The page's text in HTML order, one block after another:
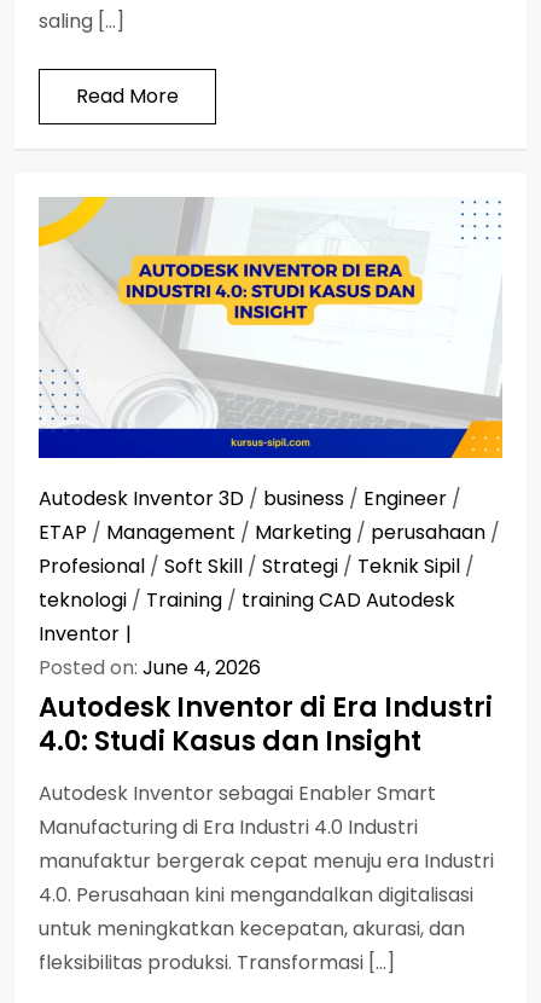
saling […]
Read More
Autodesk Inventor 3D / business / Engineer /
ETAP / Management / Marketing / perusahaan /
Profesional / Soft Skill / Strategi / Teknik Sipil /
teknologi / Training / training CAD Autodesk
Inventor
Posted on: June 4, 2026
Autodesk Inventor di Era Industri
4.0: Studi Kasus dan Insight
Autodesk Inventor sebagai Enabler Smart
Manufacturing di Era Industri 4.0 Industri
manufaktur bergerak cepat menuju era Industri
4.0. Perusahaan kini mengandalkan digitalisasi
untuk meningkatkan kecepatan, akurasi, dan
fleksibilitas produksi. Transformasi […]